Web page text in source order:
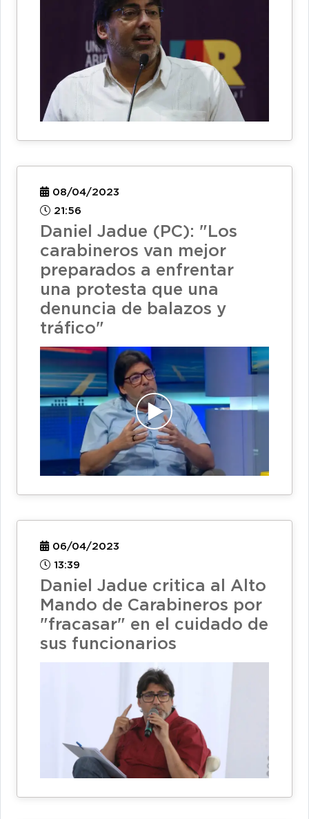
08/04/2023
21:56
Daniel Jadue (PC): "Los
carabineros van mejor
preparados a enfrentar
una protesta que una
denuncia de balazos y
tráfico"
06/04/2023
13:39
Daniel Jadue critica al Alto
Mando de Carabineros por
"fracasar" en el cuidado de
sus funcionarios